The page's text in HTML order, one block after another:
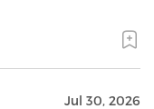
Jul 30, 2026